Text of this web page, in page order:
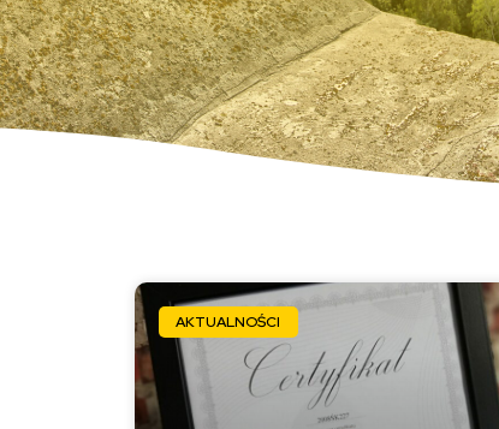
AKTUALNOŚCI